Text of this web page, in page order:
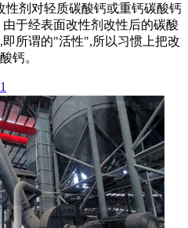
性剂对轻质碳酸钙或重钙碳酸钙
于经表面改性剂改性后的碳酸
所谓的"活性",所以习惯上把改
钙。